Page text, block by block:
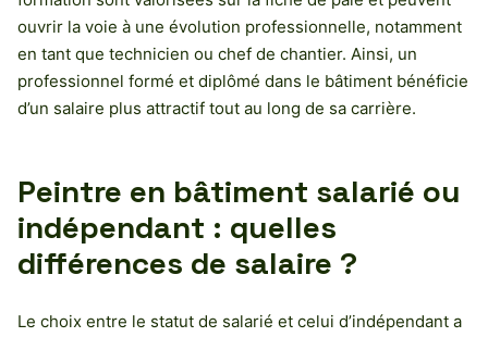
ouvrir la voie à une évolution professionnelle, notamment
en tant que technicien ou chef de chantier. Ainsi, un
professionnel formé et diplômé dans le bâtiment bénéficie
d’un salaire plus attractif tout au long de sa carrière.
Peintre en bâtiment salarié ou
indépendant : quelles
différences de salaire ?
Le choix entre le statut de salarié et celui d’indépendant a